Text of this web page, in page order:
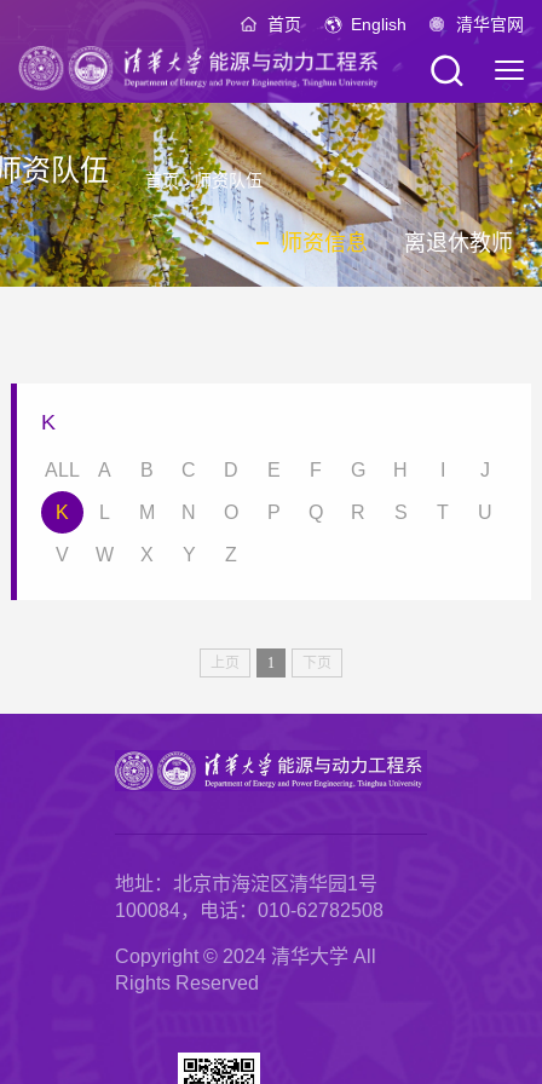
首页 English 清华官网
资队伍 首页›师资队伍
师资信息 离退休教师
K
ALL A B C D E F G H J
K M N O P Q R S T U
V W X Y Z
上页 1 下页
地址：北京市海淀区清华园1号
100084，电话：010-62782508
Copyright © 2024 清华大学 All
Rights Reserved